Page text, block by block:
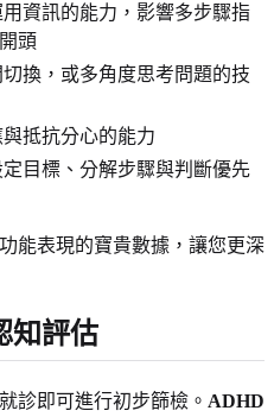
資訊的能力，影響多步驟指
頭
換，或多角度思考問題的技
抵抗分心的能力
定目標、分解步驟與判斷優先
能表現的寶貴數據，讓您更深
知評估
診即可進行初步篩檢。 ADHD